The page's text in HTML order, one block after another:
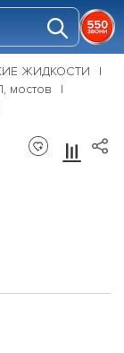
ЖИДКОСТИ
мостов